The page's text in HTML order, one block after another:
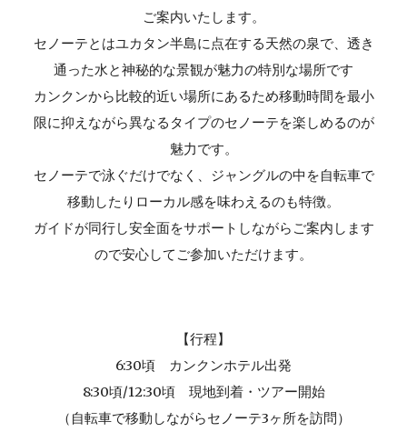
ご案内いたします。
セノーテとはユカタン半島に点在する天然の泉で、透き
通った水と神秘的な景観が魅力の特別な場所です
カンクンから比較的近い場所にあるため移動時間を最小
限に抑えながら異なるタイプのセノーテを楽しめるのが
魅力です。
セノーテで泳ぐだけでなく、ジャングルの中を自転車で
移動したりローカル感を味わえるのも特徴。
ガイドが同行し安全面をサポートしながらご案内します
ので安心してご参加いただけます。
【行程】
6:30頃 カンクンホテル出発
8:30頃/12:30頃 現地到着・ツアー開始
（自転車で移動しながらセノーテ3ヶ所を訪問）